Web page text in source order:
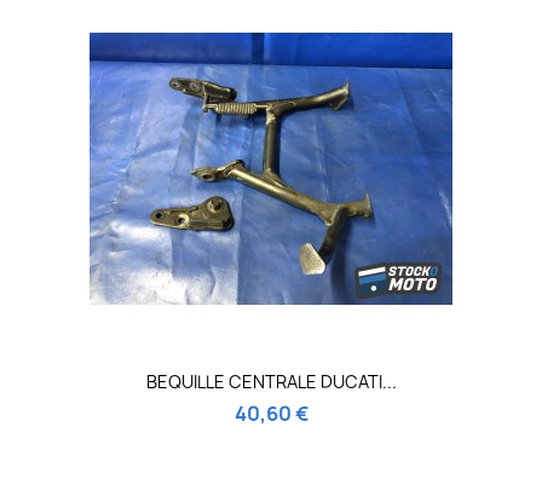
BEQUILLE CENTRALE DUCATI...
40,60 €